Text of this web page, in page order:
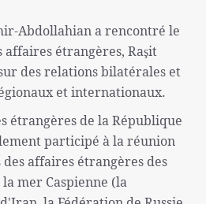
Abdollahian a rencontré le
étrangères, Raşit
des relations bilatérales et
et internationaux.
étrangères de la République
participé à la réunion
affaires étrangères des
mer Caspienne (la